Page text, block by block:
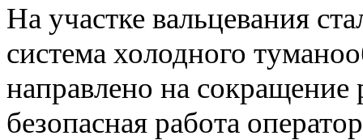
На участке вальцевания
система холодного
направлено на сокращение
безопасная работа